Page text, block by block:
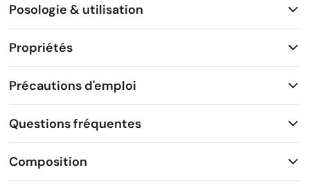
Posologie & utilisation
Propriétés
Précautions d'emploi
Questions fréquentes
Composition